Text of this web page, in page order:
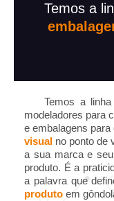
Temos a
Temos a linha
modeladores para
e embalagens
visual no ponto de
a sua marca e
produto. É a
a palavra que
produto em